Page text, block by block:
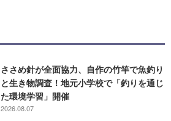
ささめ針が全面協力、自作の竹竿で魚釣り
と生き物調査！地元小学校で「釣りを通じ
た環境学習」開催
2026.08.07